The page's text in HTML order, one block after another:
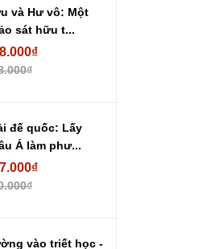
và Hư vô: Một
sát hữu t...
đế quốc: Lấy
Á làm phư...
vào triết học -